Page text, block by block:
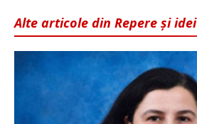
Alte articole din Repere și idei